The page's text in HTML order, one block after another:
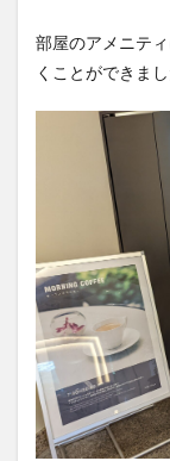
部屋のアメニテ
くことができまし